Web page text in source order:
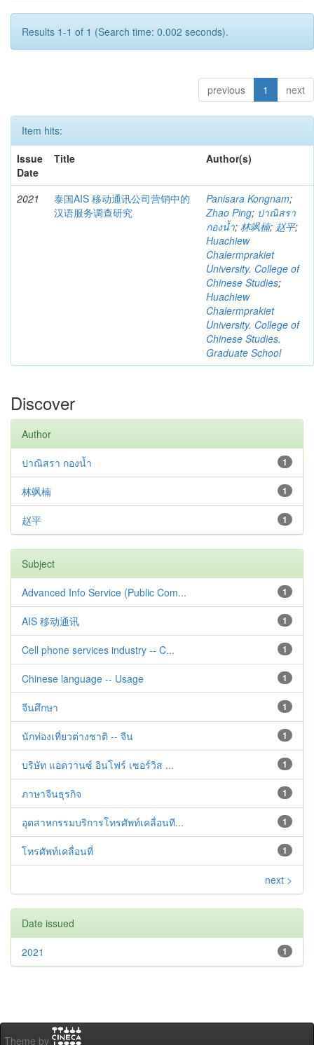
Results 1-1 of 1 (Search time: 0.002 seconds).
previous 1 next
Item hits:
Issue
Date
Title Author(s)
2021
泰国AIS 移动通讯公司营销中的
汉语服务调查研究
Panisara Kongnam;
Zhao Ping; ปาณิสรา
กองน้ำ; 林飒楠; 赵平;
Huachiew
Chalermprakiet
University. College of
Chinese Studies;
Huachiew
Chalermprakiet
University. College of
Chinese Studies.
Graduate School
Discover
Author
1
ปาณิสรา กองน้ำ
1
林飒楠
1
赵平
Subject
1
Advanced Info Service (Public Com...
1
AIS 移动通讯
1
Cell phone services industry -- C...
1
Chinese language -- Usage
1
จีนศึกษา
1
นักท่องเที่ยวต่างชาติ -- จีน
1
บริษัท แอดวานซ์ อินโฟร์ เซอร์วิส ...
1
ภาษาจีนธุรกิจ
1
อุตสาหกรรมบริการโทรศัพท์เคลื่อนที...
1
โทรศัพท์เคลื่อนที่
next >
Date issued
1
2021
Theme by